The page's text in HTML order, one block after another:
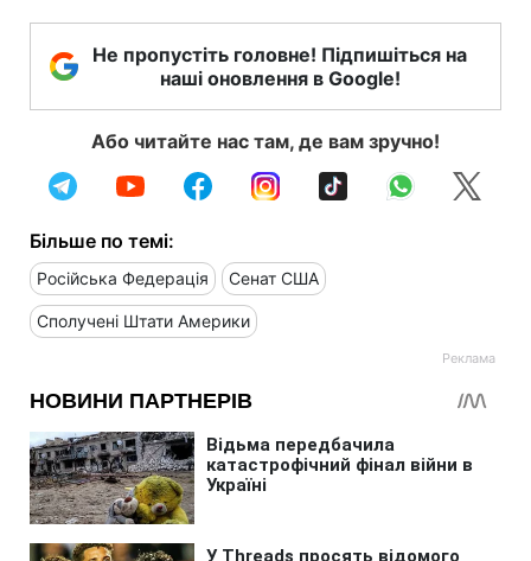
Не пропустіть головне! Підпишіться на
наші оновлення в Google!
Або читайте нас там, де вам зручно!
Більше по темі:
Російська Федерація Сенат США
Сполучені Штати Америки